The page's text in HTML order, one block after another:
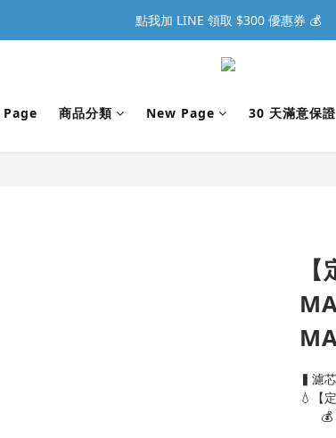
點我加 LINE 領取 $300 優惠券 💰
商品分類 New Page 30 天滿意保證
▍濾
💧【